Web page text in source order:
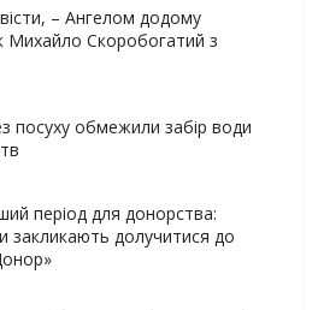
– Ангелом додому
Михайло Скоробогатий з
посуху обмежили забір води
період для донорства:
закликають долучитися до